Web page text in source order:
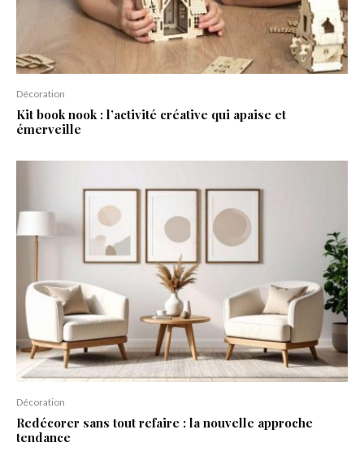
Décoration
Kit book nook : l’activité créative qui apaise et
émerveille
Décoration
Redécorer sans tout refaire : la nouvelle approche
tendance